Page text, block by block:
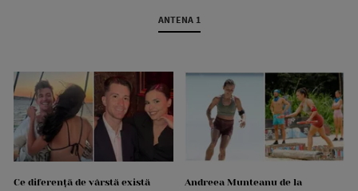
ANTENA 1
Ce diferență de vârstă există
Andreea Munteanu de la